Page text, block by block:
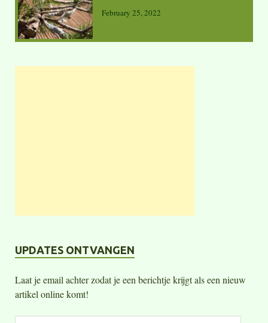
February 25, 2022
UPDATES ONTVANGEN
Laat je email achter zodat je een berichtje krijgt als een nieuw
artikel online komt!